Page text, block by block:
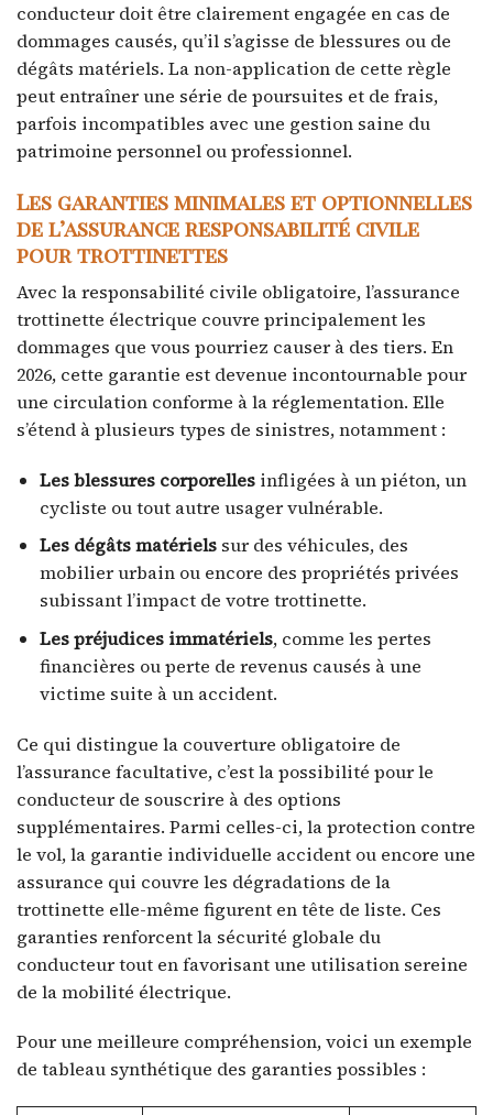
conducteur doit être clairement engagée en cas de
dommages causés, qu’il s’agisse de blessures ou de
dégâts matériels. La non-application de cette règle
peut entraîner une série de poursuites et de frais,
parfois incompatibles avec une gestion saine du
patrimoine personnel ou professionnel.
Les garanties minimales et optionnelles
de l’assurance responsabilité civile
pour trottinettes
Avec la responsabilité civile obligatoire, l’assurance
trottinette électrique couvre principalement les
dommages que vous pourriez causer à des tiers. En
2026, cette garantie est devenue incontournable pour
une circulation conforme à la réglementation. Elle
s’étend à plusieurs types de sinistres, notamment :
Les blessures corporellesinfligées à un piéton, un
cycliste ou tout autre usager vulnérable.
Les dégâts matérielssur des véhicules, des
mobilier urbain ou encore des propriétés privées
subissant l’impact de votre trottinette.
Les préjudices immatériels, comme les pertes
financières ou perte de revenus causés à une
victime suite à un accident.
Ce qui distingue la couverture obligatoire de
l’assurance facultative, c’est la possibilité pour le
conducteur de souscrire à des options
supplémentaires. Parmi celles-ci, la protection contre
le vol, la garantie individuelle accident ou encore une
assurance qui couvre les dégradations de la
trottinette elle-même figurent en tête de liste. Ces
garanties renforcent la sécurité globale du
conducteur tout en favorisant une utilisation sereine
de la mobilité électrique.
Pour une meilleure compréhension, voici un exemple
de tableau synthétique des garanties possibles :